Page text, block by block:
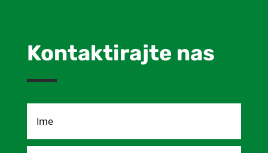
Kontaktirajte nas